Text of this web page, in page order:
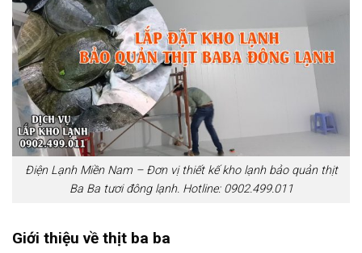
Điện Lạnh Miền Nam – Đơn vị thiết kế kho lạnh bảo quản thịt
Ba Ba tươi đông lạnh. Hotline: 0902.499.011
Giới thiệu về thịt ba ba